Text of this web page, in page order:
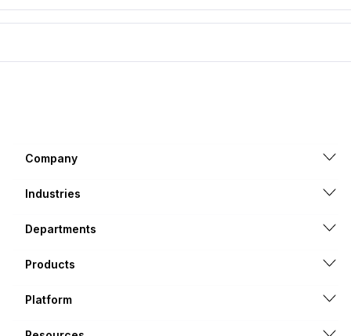
Company
Industries
Departments
Products
Platform